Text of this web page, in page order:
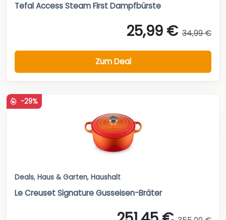
Tefal Access Steam First Dampfbürste
25,99 € 34,99 €
Zum Deal
-29%
Deals, Haus & Garten, Haushalt
Le Creuset Signature Gusseisen-Bräter